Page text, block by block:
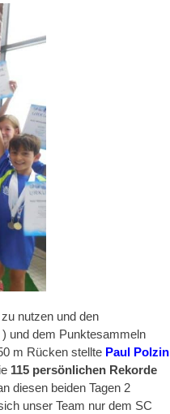
nutzen und den
) und dem Punktesammeln
m Rücken stellte Paul Polzin
115 persönlichen Rekorde
diesen beiden Tagen 2
unser Team nur dem SC